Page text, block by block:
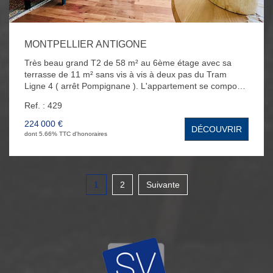
MONTPELLIER ANTIGONE
Très beau grand T2 de 58 m² au 6ème étage avec sa
terrasse de 11 m² sans vis à vis à deux pas du Tram
Ligne 4 ( arrêt Pompignane ). L'appartement se compose
aménagée et équipée avec plan de travail en marbre
blanc, d'une chambre spacieuse, d'une salle d'eau, et
d'un WC. Vous bénéficierez également de prestations de
qualité avec une climatisation réversible dans le salon,
des volets électriques, de deux celliers, d'une buanderie,
Ref. : 429
224 000 €
dont 5.66% TTC d'honoraires DÉCOUVRIR
1 2 Suivante